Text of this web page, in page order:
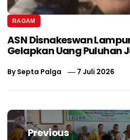
RAGAM
ASN Disnakeswan
Gelapkan Uang Puluhan
BySepta Palga 7 Juli 2026
Navigasi
posPrevious